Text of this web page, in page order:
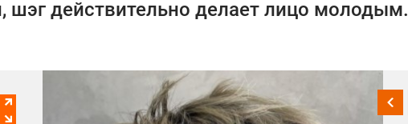
шэг действительно делает лицо молодым.